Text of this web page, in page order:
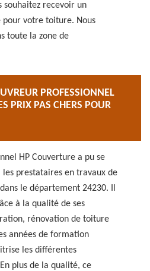
souhaitez recevoir un
pour votre toiture. Nous
toute la zone de
PROFESSIONNEL
PRIX PAS CHERS POUR
HP Couverture a pu se
prestataires en travaux de
le département 24230. Il
à la qualité de ses
rénovation de toiture
années de formation
les différentes
plus de la qualité, ce